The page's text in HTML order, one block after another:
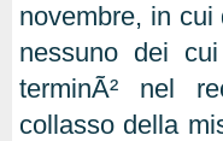
novembre, in
nessuno dei
terminÃ² nel
collasso della